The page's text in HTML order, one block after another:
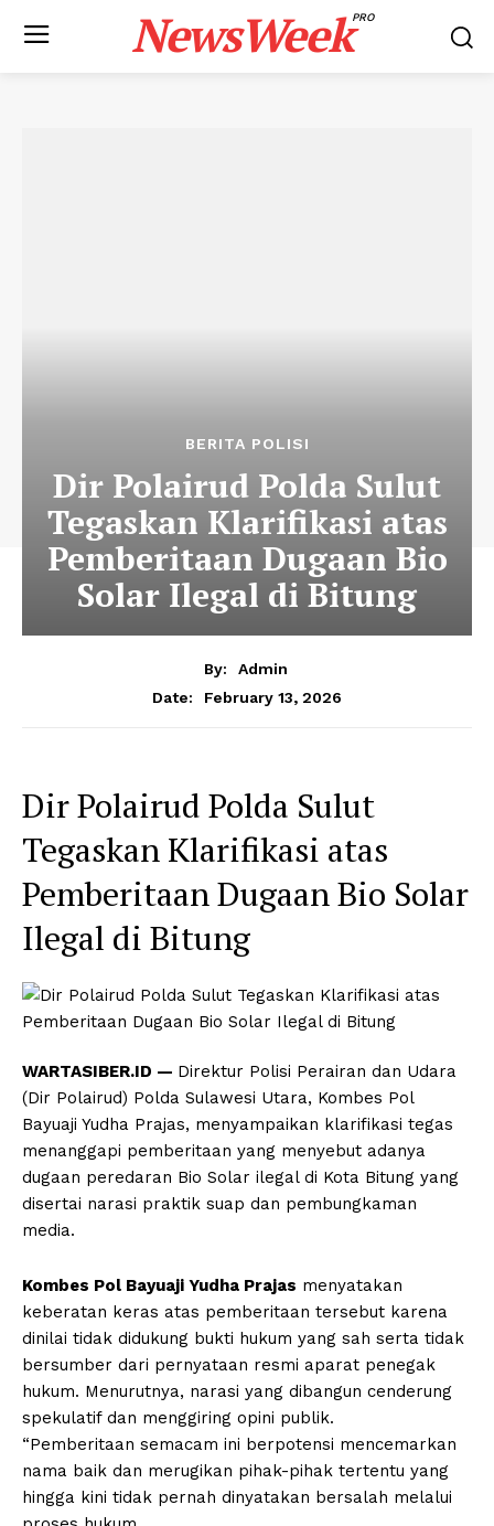
NewsWeekPRO
BERITA POLISI
Dir Polairud Polda Sulut
Tegaskan Klarifikasi atas
Pemberitaan Dugaan Bio
Solar Ilegal di Bitung
By:
Admin
Date:
February 13, 2026
Dir Polairud Polda Sulut
Tegaskan Klarifikasi atas
Pemberitaan Dugaan Bio Solar
Ilegal di Bitung
WARTASIBER.ID — Direktur Polisi Perairan dan Udara
(Dir Polairud) Polda Sulawesi Utara, Kombes Pol
Bayuaji Yudha Prajas, menyampaikan klarifikasi tegas
menanggapi pemberitaan yang menyebut adanya
dugaan peredaran Bio Solar ilegal di Kota Bitung yang
disertai narasi praktik suap dan pembungkaman
media.
Kombes Pol Bayuaji Yudha Prajas menyatakan
keberatan keras atas pemberitaan tersebut karena
dinilai tidak didukung bukti hukum yang sah serta tidak
bersumber dari pernyataan resmi aparat penegak
hukum. Menurutnya, narasi yang dibangun cenderung
spekulatif dan menggiring opini publik.
“Pemberitaan semacam ini berpotensi mencemarkan
nama baik dan merugikan pihak-pihak tertentu yang
hingga kini tidak pernah dinyatakan bersalah melalui